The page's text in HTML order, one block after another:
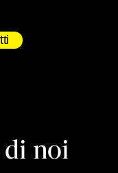
di noi